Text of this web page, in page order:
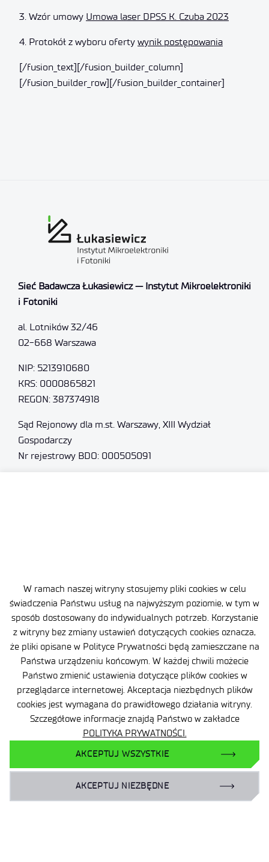
W ramach naszej witryny stosujemy pliki cookies w celu
świadczenia Państwu usług na najwyższym poziomie, w tym w
sposób dostosowany do indywidualnych potrzeb. Korzystanie
z witryny bez zmiany ustawień dotyczących cookies oznacza,
że pliki opisane w Polityce Prywatności będą zamieszczane na
Państwa urządzeniu końcowym. W każdej chwili możecie
Państwo zmienić ustawienia dotyczące plików cookies w
przeglądarce internetowej. Akceptacja niezbędnych plików
cookies jest wymagana do prawidłowego działania witryny.
Szczegółowe informacje znajdą Państwo w zakładce
POLITYKA PRYWATNOŚCI.
AKCEPTUJ WSZYSTKIE
AKCEPTUJ NIEZBĘDNE
3. Wzór umowy Umowa laser DPSS K. Czuba 2023
4. Protokół z wyboru oferty wynik postępowania
[/fusion_text][/fusion_builder_column]
[/fusion_builder_row][/fusion_builder_container]
Sieć Badawcza Łukasiewicz — Instytut Mikroelektroniki
i Fotoniki
al. Lotników 32/46
02-668 Warszawa
NIP: 5213910680
KRS: 0000865821
REGON: 387374918
Sąd Rejonowy dla m.st. Warszawy, XIII Wydział
Gospodarczy
Nr rejestrowy BDO: 000505091
Ważne informacje
Zamówienia publiczne
Wynajem powierzchni
Facebook
LinkedIn
YouTube